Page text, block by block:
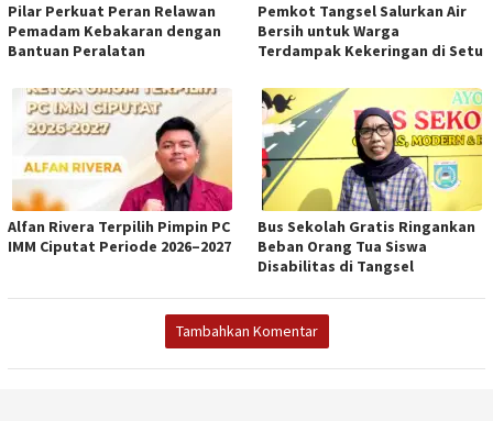
Pilar Perkuat Peran Relawan
Pemadam Kebakaran dengan
Bantuan Peralatan
Pemkot Tangsel Salurkan Air
Bersih untuk Warga
Terdampak Kekeringan di Setu
Alfan Rivera Terpilih Pimpin PC
IMM Ciputat Periode 2026–2027
Bus Sekolah Gratis Ringankan
Beban Orang Tua Siswa
Disabilitas di Tangsel
Tambahkan Komentar